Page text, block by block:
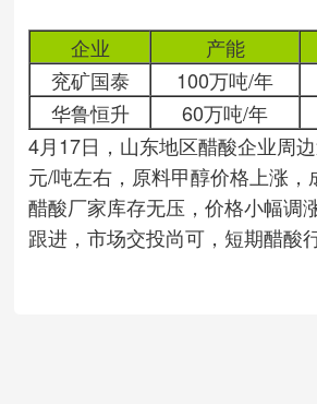
企业 产能
兖矿国泰
100万吨/年
华鲁恒升
60万吨/年
4月17日，山东地区醋酸企业周
元/吨左右，原料甲醇价格上涨，
醋酸厂家库存无压，价格小幅调
跟进，市场交投尚可，短期醋酸